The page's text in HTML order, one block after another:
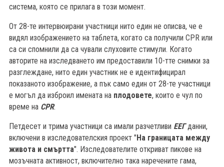
система, която се прилага в този момент.
От 28-те интервюирани участници нито един не описва, че е
видял изображението на таблета, когато са получили CPR или
са си спомнили да са чували слуховите стимули. Когато
авторите на изследването им предоставили 10-тте снимки за
разглеждане, нито един участник не е идентифицирал
показаното изображение, а пък само един от 28-те участници
е могъл да изброил имената на плодовете, които е чул по
време на CPR.
Петдесет и трима участници са имали разчетливи ЕЕГданни,
включени в изследователския проект "На границата между
живота и смъртта". Изследователите откриват пикове на
мозъчната активност, включително така наречените гама,